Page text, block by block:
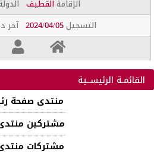
الإقامةالقطيف
التسجيل2024/04/05 آخر
القائمـة الرئيســية
منتدى صفحة
مشتركين
مشتركات